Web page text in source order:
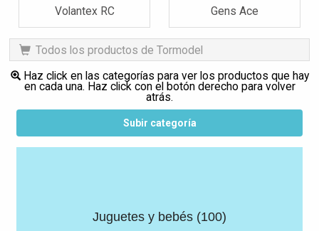
Volantex RC Gens Ace
Todos los productos de Tormodel
Haz click en las categorías para ver los productos que hay
en cada una. Haz click con el botón derecho para volver
atrás.
Subir categoría
Juguetes y bebés (100)